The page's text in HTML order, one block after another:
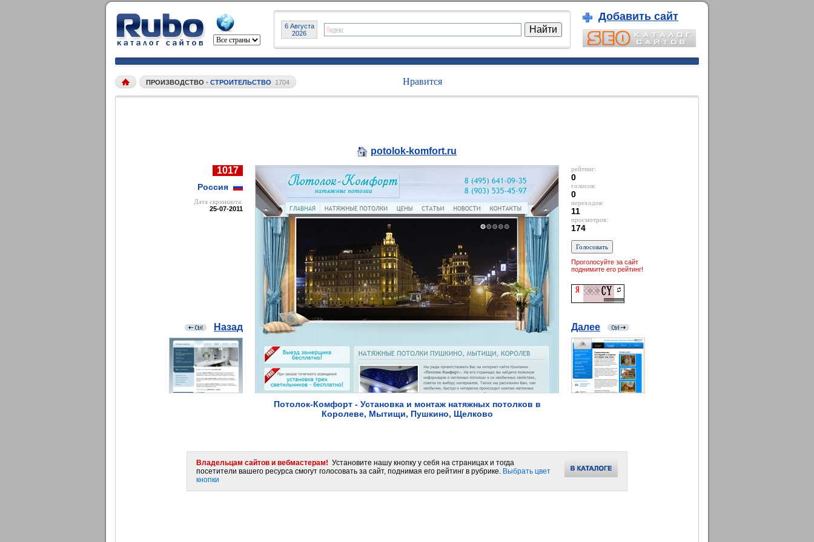
6 Августа
2026
Добавить сайт
ПРОИЗВОДСТВО • СТРОИТЕЛЬСТВО 1704 Нравится
1017
Россия
Дата cкриншота:
25-07-2011
Назад
potolok-komfort.ru
Потолок-Комфорт - Установка и монтаж натяжных потолков в
Королеве, Мытищи, Пушкино, Щелково
рейтинг:
0
голосов:
0
переходов:
11
просмотров:
174
Проголосуйте за сайт
поднимите его рейтинг!
Далее
Владельцам сайтов и вебмастерам! Установите нашу кнопку у себя на страницах и тогда
посетители вашего ресурса смогут голосовать за сайт, поднимая его рейтинг в рубрике. Выбрать цвет
кнопки